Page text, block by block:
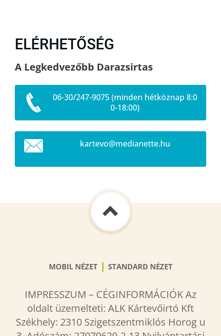
ELÉRHETŐSÉG
A Legkedvezőbb Darazsirtas
06-30/247-9075 (minden hétköznap 8:0
0-18:00)
kartevo@medianette.hu
MOBIL NÉZET | STANDARD NÉZET
IMPRESSZUM – CÉGINFORMÁCIÓK Az
oldalt üzemelteti: ALK Kártevőirtó Kft
Székhely: 2310 Szigetszentmiklós Horog u